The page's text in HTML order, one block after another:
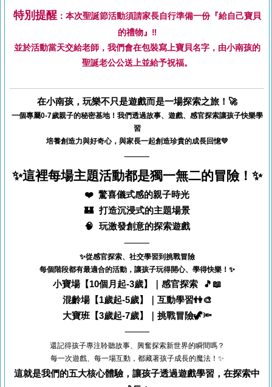
特別提醒：本次聖誕節活動須請家長自行準備一份『給自己寶貝
的禮物』‼️
並於活動當天交給老師，我們會在包裝寫上寶貝名字，由小南孩的
聖誕老公公送上並給予祝福。
在小南孩，玩樂不只是遊戲而是一場探索之旅！🚀
一個專屬0-7歲親子的秘密基地！ 我們透過故事、遊戲、感官探索讓孩子快樂學
習
培養創造力與好奇心，與家長一起創造珍貴的成長回憶💛
⸻
✨這裡每場主題活動都是獨一無二的冒險！✨
❤️ 驚喜儀式感的親子時光
🏰 打造沉浸式的主題場景
🧠 玩激發創意的探索遊戲
⸻
✨從感官探索、社交學習到挑戰冒險
每個階段都有最適合的活動，讓孩子玩得開心、學得快樂！✨
小寶場【10個月起-3歲】
｜感官探索 🎵📖
混齡場【1歲起-5歲】｜互動學習👫🎨
大寶班【3歲起-7歲】
｜挑戰冒險🦖🔦
⸻
還記得孩子專注聆聽故事、興奮探索新世界的瞬間嗎？
每一次遊戲、每一場互動，都藏著孩子成長的魔法！✨
這就是我們的五大核心體驗，讓孩子透過遊戲學習，在探索中